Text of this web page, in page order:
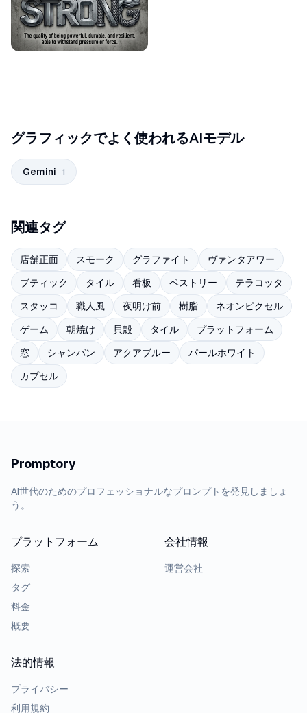
グラフィックでよく使われるAIモデル
Gemini 1
関連タグ
店舗正面 スモーク グラファイト
ヴァンタアワー
ブティック
タイル 看板 ペストリー
テラコッタ
スタッコ
職人風 夜明け前 樹脂
ネオンピクセル
ゲーム
朝焼け 貝殻 タイル
プラットフォーム
窓
シャンパン アクアブルー
パールホワイト
カプセル
Promptory
AI世代のためのプロフェッショナルなプロンプトを発見しましょ
う。
プラットフォーム
探索
タグ
料金
概要
会社情報
運営会社
法的情報
プライバシー
利用規約